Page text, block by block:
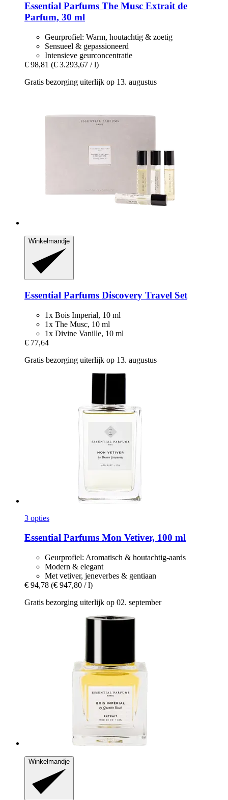
Essential Parfums The Musc Extrait de
Parfum, 30 ml
Geurprofiel: Warm, houtachtig & zoetig
Sensueel & gepassioneerd
Intensieve geurconcentratie
€ 98,81 (€ 3.293,67 / l)
Gratis bezorging uiterlijk op 13. augustus
Winkelmandje
Essential Parfums Discovery Travel Set
1x Bois Imperial, 10 ml
1x The Musc, 10 ml
1x Divine Vanille, 10 ml
€ 77,64
Gratis bezorging uiterlijk op 13. augustus
3 opties
Essential Parfums Mon Vetiver, 100 ml
Geurprofiel: Aromatisch & houtachtig-aards
Modern & elegant
Met vetiver, jeneverbes & gentiaan
€ 94,78 (€ 947,80 / l)
Gratis bezorging uiterlijk op 02. september
Winkelmandje